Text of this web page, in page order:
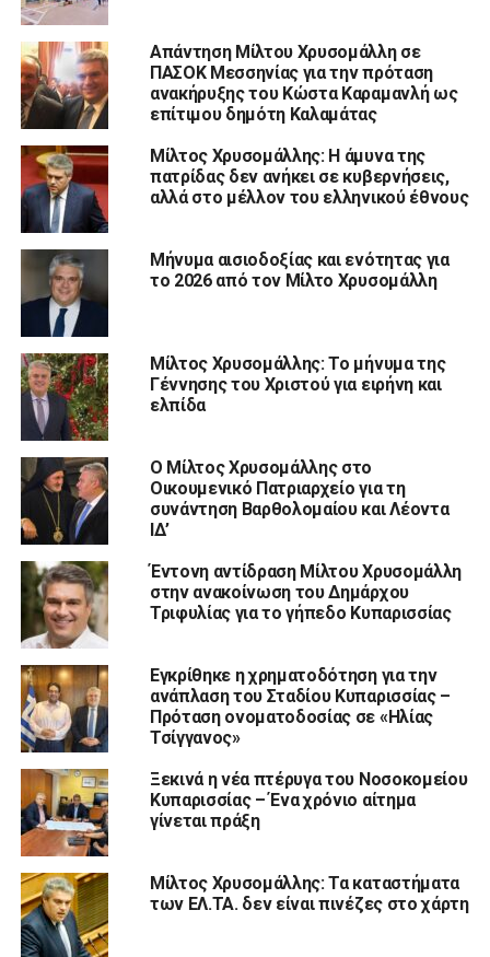
Απάντηση Μίλτου Χρυσομάλλη σε
ΠΑΣΟΚ Μεσσηνίας για την πρόταση
ανακήρυξης του Κώστα Καραμανλή ως
επίτιμου δημότη Καλαμάτας
Μίλτος Χρυσομάλλης: Η άμυνα της
πατρίδας δεν ανήκει σε κυβερνήσεις,
αλλά στο μέλλον του ελληνικού έθνους
Μήνυμα αισιοδοξίας και ενότητας για
το 2026 από τον Μίλτο Χρυσομάλλη
Μίλτος Χρυσομάλλης: Το μήνυμα της
Γέννησης του Χριστού για ειρήνη και
ελπίδα
Ο Μίλτος Χρυσομάλλης στο
Οικουμενικό Πατριαρχείο για τη
συνάντηση Βαρθολομαίου και Λέοντα
ΙΔ’
Έντονη αντίδραση Μίλτου Χρυσομάλλη
στην ανακοίνωση του Δημάρχου
Τριφυλίας για το γήπεδο Κυπαρισσίας
Εγκρίθηκε η χρηματοδότηση για την
ανάπλαση του Σταδίου Κυπαρισσίας –
Πρόταση ονοματοδοσίας σε «Ηλίας
Τσίγγανος»
Ξεκινά η νέα πτέρυγα του Νοσοκομείου
Κυπαρισσίας – Ένα χρόνιο αίτημα
γίνεται πράξη
Μίλτος Χρυσομάλλης: Τα καταστήματα
των ΕΛ.ΤΑ. δεν είναι πινέζες στο χάρτη